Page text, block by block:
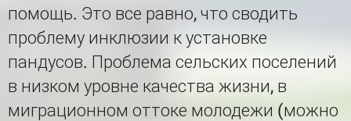
помощь. Это все равно, что сводить
проблему инклюзии к установке
пандусов. Проблема сельских поселений
в низком уровне качества жизни, в
миграционном оттоке молодежи (можно